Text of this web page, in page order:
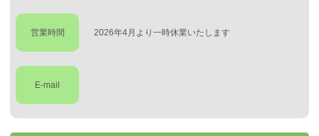
営業時間 2026年4月より一時休業いたします
E-mail